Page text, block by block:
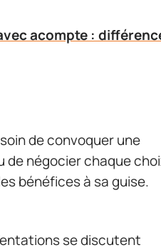
acompte :
de convoquer une
de négocier chaque
bénéfices à sa guise.
se discutent